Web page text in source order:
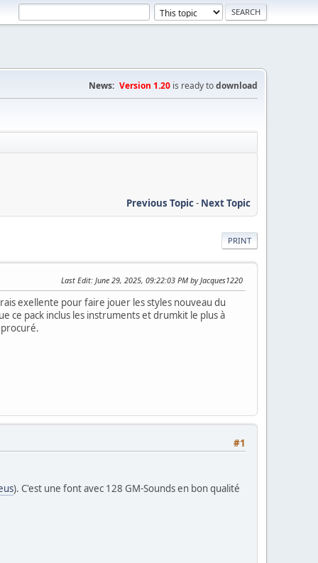
News: Version 1.20 is ready todownload
Previous Topic- Next Topic
PRINT
Last Edit: June 29, 2025, 09:22:03 PM by Jacques1220
exellente pour faire jouer les styles nouveau du
ce pack inclus les instruments et drumkit le plus à
procuré.
#1
). C'est une font avec 128 GM-Sounds en bon qualité